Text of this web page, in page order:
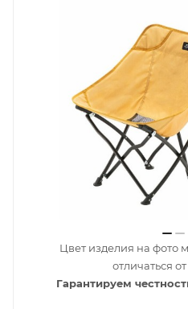
Цвет изделия на фото
отличаться
Гарантируем